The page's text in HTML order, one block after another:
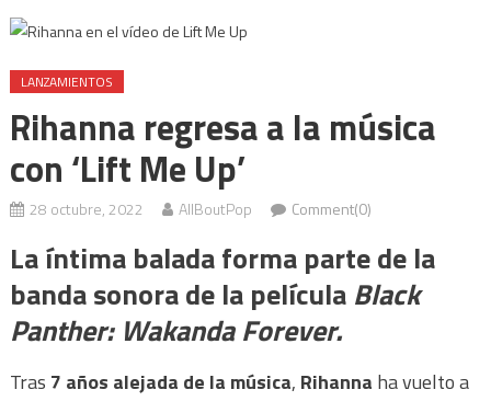
LANZAMIENTOS
Rihanna regresa a la música
con ‘Lift Me Up’
28 octubre, 2022 AllBoutPop Comment(0)
La íntima balada forma parte de la
banda sonora de la película Black
Panther: Wakanda Forever.
Tras 7 años alejada de la música, Rihanna ha vuelto a